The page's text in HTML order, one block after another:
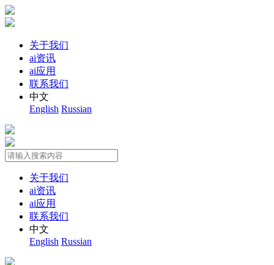
关于我们
ai资讯
ai应用
联系我们
中文
English Russian
关于我们
ai资讯
ai应用
联系我们
中文
English Russian